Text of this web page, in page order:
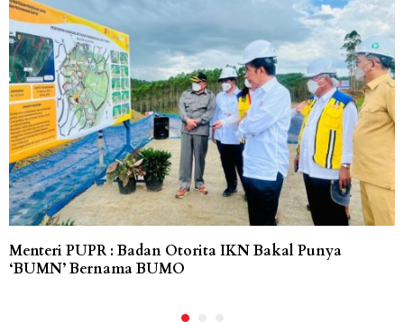
Menteri PUPR : Badan Otorita IKN Bakal Punya
‘BUMN’ Bernama BUMO